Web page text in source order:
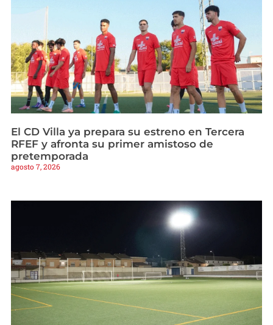
El CD Villa ya prepara su estreno en Tercera
RFEF y afronta su primer amistoso de
pretemporada
agosto 7, 2026